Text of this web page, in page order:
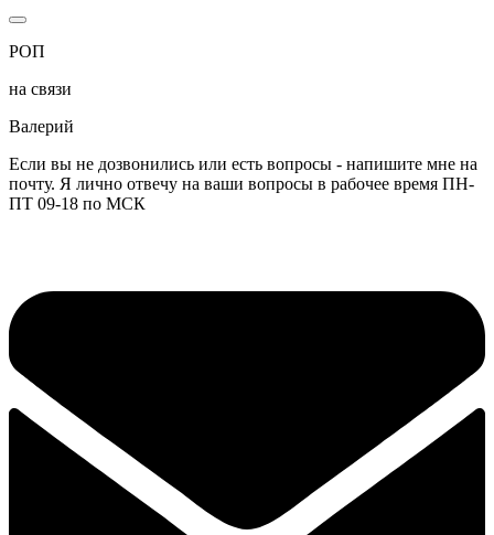
РОП
на связи
Валерий
Если вы не дозвонились или есть вопросы - напишите мне на
почту. Я лично отвечу на ваши вопросы в рабочее время ПН-
ПТ 09-18 по МСК